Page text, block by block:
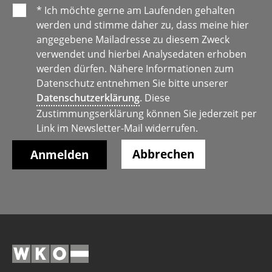
* Ich möchte gerne am Laufenden gehalten
werden und stimme daher zu, dass meine hier
angegebene Mailadresse zu diesem Zweck
verwendet und hierbei Analysedaten erhoben
werden dürfen. Nähere Informationen zum
Datenschutz entnehmen Sie bitte unserer
Datenschutzerklärung. Diese
Zustimmungserklärung können Sie jederzeit per
Link im Newsletter-Mail widerrufen.
Abbrechen